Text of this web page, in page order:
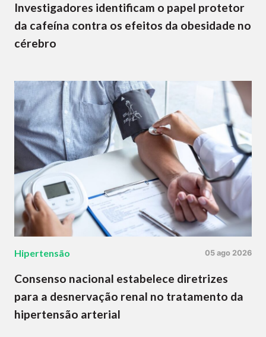
Investigadores identificam o papel protetor
da cafeína contra os efeitos da obesidade no
cérebro
Hipertensão 05 ago 2026
Consenso nacional estabelece diretrizes
para a desnervação renal no tratamento da
hipertensão arterial